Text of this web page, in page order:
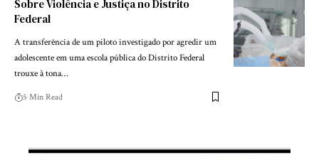
Sobre Violência e Justiça no Distrito
Federal
A transferência de um piloto investigado por agredir um
adolescente em uma escola pública do Distrito Federal
trouxe à tona…
5 Min Read